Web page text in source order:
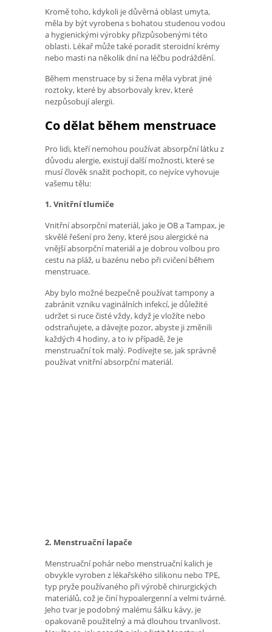
Kromě toho, kdykoli je důvěrná oblast umyta,
měla by být vyrobena s bohatou studenou vodou
a hygienickými výrobky přizpůsobenými této
oblasti. Lékař může také poradit steroidní krémy
nebo masti na několik dní na léčbu podráždění.
Během menstruace by si žena měla vybrat jiné
roztoky, které by absorbovaly krev, které
nezpůsobují alergii.
Co dělat během menstruace
Pro lidi, kteří nemohou používat absorpční látku z
důvodu alergie, existují další možnosti, které se
musí člověk snažit pochopit, co nejvíce vyhovuje
vašemu tělu:
1. Vnitřní tlumiče
Vnitřní absorpční materiál, jako je OB a Tampax, je
skvělé řešení pro ženy, které jsou alergické na
vnější absorpční materiál a je dobrou volbou pro
cestu na pláž, u bazénu nebo při cvičení během
menstruace.
Aby bylo možné bezpečně používat tampony a
zabránit vzniku vaginálních infekcí, je důležité
udržet si ruce čisté vždy, když je vložíte nebo
odstraňujete, a dávejte pozor, abyste ji změnili
každých 4 hodiny, a to iv případě, že je
menstruační tok malý. Podívejte se, jak správně
používat vnitřní absorpční materiál.
2. Menstruační lapače
Menstruační pohár nebo menstruační kalich je
obvykle vyroben z lékařského silikonu nebo TPE,
typ pryže používaného při výrobě chirurgických
materiálů, což je činí hypoalergenní a velmi tvárné.
Jeho tvar je podobný malému šálku kávy, je
opakovaně použitelný a má dlouhou trvanlivost.